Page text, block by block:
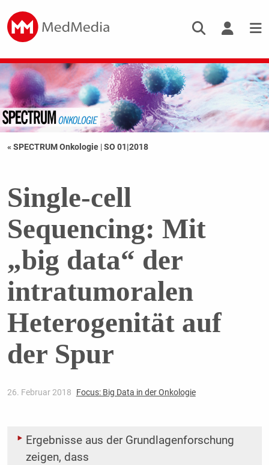
« SPECTRUM Onkologie |SO 01|2018
Single-cell
Sequencing: Mit
„big data“ der
intratumoralen
Heterogenität auf
der Spur
26. Februar 2018 Focus: Big Data in der Onkologie
Ergebnisse aus der Grundlagenforschung
zeigen, dass